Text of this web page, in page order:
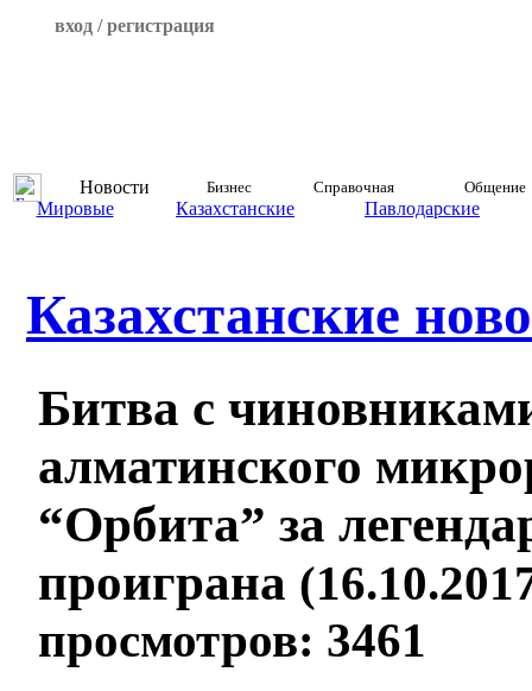
вход / регистрация
Новости Бизнес Справочная Общение
Мировые Казахстанские Павлодарские
Казахстанские
Битва с
алматинского
“Орбита” за
проиграна
просмотров: 3461